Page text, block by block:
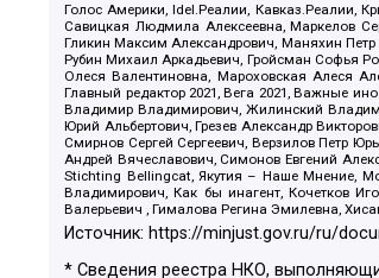
Голос Америки, Idel.Реалии, Кавказ.Реалии,
Савицкая Людмила Алексеевна, Маркелов
Гликин Максим Александрович, Маняхин
Рубин Михаил Аркадьевич, Гройсман Софья
Олеся Валентиновна, Мароховская Алеся
Главный редактор 2021, Вега 2021, Важные
Владимир Владимирович, Жилинский
Юрий Альбертович, Грезев Александр
Смирнов Сергей Сергеевич, Верзилов Петр
Андрей Вячеславович, Симонов Евгений
Stichting Bellingcat, Якутия – Наше Мнение,
Владимирович, Как бы инагент, Кочетков
Валерьевич , Гималова Регина Эмилевна,
Источник: https://minjust.gov.ru/ru/
* Сведения реестра НКО,